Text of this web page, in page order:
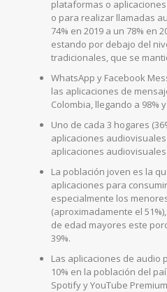
plataformas o
o para realizar llamadas
74% en 2019 a un 78% en
estando por debajo del
tradicionales, que se
WhatsApp y Facebook
las aplicaciones de
Colombia, llegando a 98%
Uno de cada 3 hogares
aplicaciones
aplicaciones
La población joven es la
aplicaciones para
especialmente los
(aproximadamente el
de edad mayores este
39%.
Las aplicaciones de audio
10% en la población del
Spotify y YouTube